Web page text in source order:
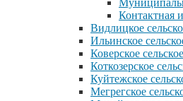
Контактная
Видлицкое
Ильинское
Коверское
Коткозерское
Куйтежское
Мегрегское